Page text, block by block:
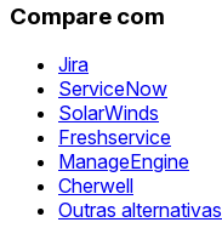
Compare com
Jira
ServiceNow
SolarWinds
Freshservice
ManageEngine
Cherwell
Outras alternativas